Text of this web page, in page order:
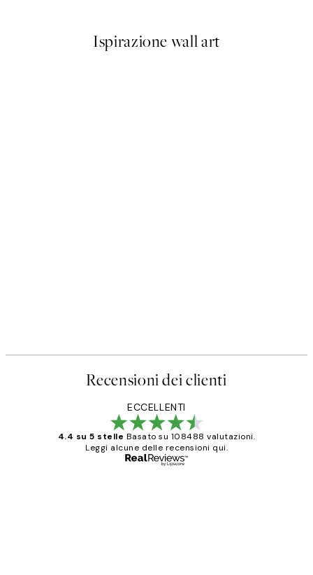
Ispirazione wall art
Recensioni dei clienti
ECCELLENTI
4.4 su 5 stelle Basato su 108488 valutazioni.
Leggi alcune delle recensioni qui.